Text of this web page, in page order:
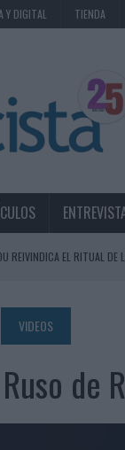
Y DIGITAL TIENDA
REIVINDICA EL RITUAL DE
LA ESTRATEGIA
RECUERDOS EN
SOL, EL ECLIPSE DE 2026
VIDEOS
Ruso